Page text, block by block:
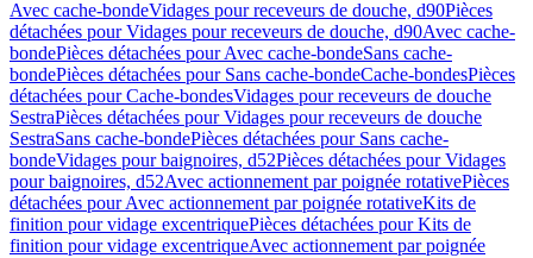
Avec cache-bondeVidages pour receveurs de douche, d90Pièces
détachées pour Vidages pour receveurs de douche, d90Avec cache-
bondePièces détachées pour Avec cache-bondeSans cache-
bondePièces détachées pour Sans cache-bondeCache-bondesPièces
détachées pour Cache-bondesVidages pour receveurs de douche
SestraPièces détachées pour Vidages pour receveurs de douche
SestraSans cache-bondePièces détachées pour Sans cache-
bondeVidages pour baignoires, d52Pièces détachées pour Vidages
pour baignoires, d52Avec actionnement par poignée rotativePièces
détachées pour Avec actionnement par poignée rotativeKits de
finition pour vidage excentriquePièces détachées pour Kits de
finition pour vidage excentriqueAvec actionnement par poignée